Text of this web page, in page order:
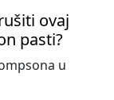
ovaj
pasti?
u